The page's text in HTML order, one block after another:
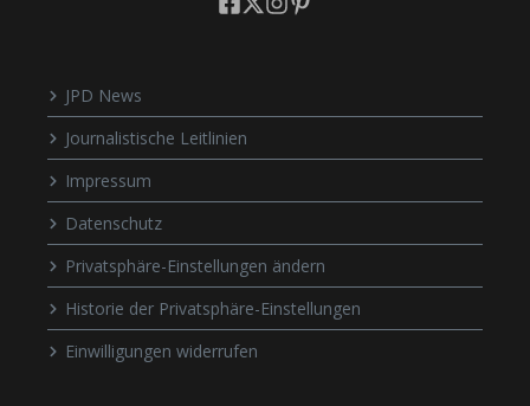
JPD News
Journalistische Leitlinien
Impressum
Datenschutz
Privatsphäre-Einstellungen ändern
Historie der Privatsphäre-Einstellungen
Einwilligungen widerrufen